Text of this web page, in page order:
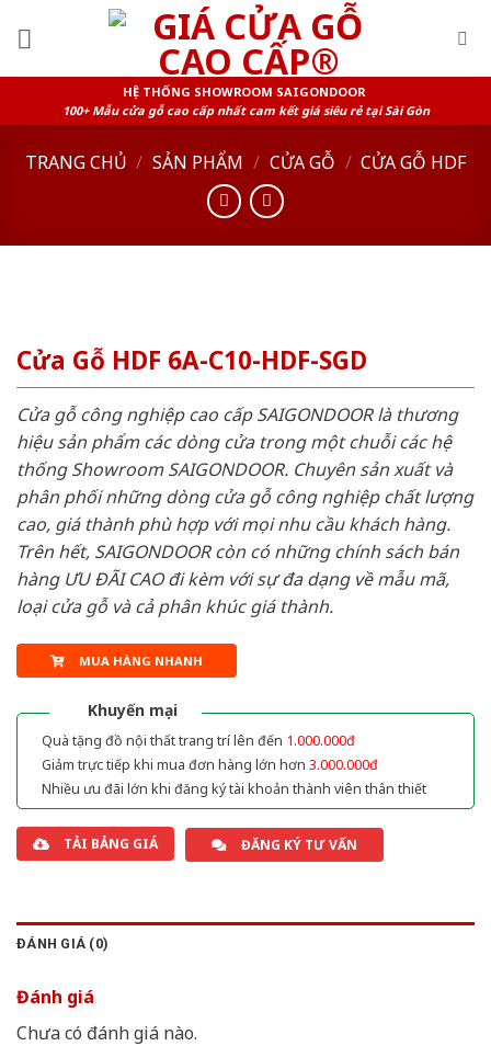
HỆ THỐNG SHOWROOM SAIGONDOOR
100+ Mẫu cửa gỗ cao cấp nhất cam kết giá siêu rẻ tại Sài Gòn
TRANG CHỦ / SẢN PHẨM / CỬA GỖ / CỬA GỖ HDF
Cửa Gỗ HDF 6A-C10-HDF-SGD
Cửa gỗ công nghiệp cao cấp SAIGONDOOR là thương
hiệu sản phẩm các dòng cửa trong một chuỗi các hệ
thống Showroom SAIGONDOOR. Chuyên sản xuất và
phân phối những dòng cửa gỗ công nghiệp chất lượng
cao, giá thành phù hợp với mọi nhu cầu khách hàng.
Trên hết, SAIGONDOOR còn có những chính sách bán
hàng ƯU ĐÃI CAO đi kèm với sự đa dạng về mẫu mã,
loại cửa gỗ và cả phân khúc giá thành.
MUA HÀNG NHANH
Khuyến mại
Quà tặng đồ nội thất trang trí lên đến 1.000.000đ
Giảm trực tiếp khi mua đơn hàng lớn hơn 3.000.000đ
Nhiều ưu đãi lớn khi đăng ký tài khoản thành viên thân thiết
TẢI BẢNG GIÁ ĐĂNG KÝ TƯ VẤN
ĐÁNH GIÁ (0)
Đánh giá
Chưa có đánh giá nào.